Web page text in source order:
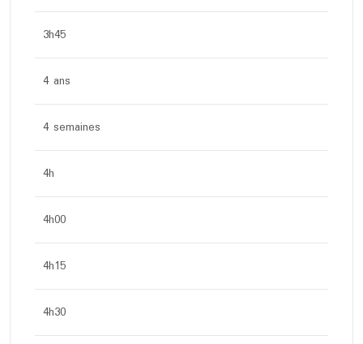
3h45
4 ans
4 semaines
4h
4h00
4h15
4h30